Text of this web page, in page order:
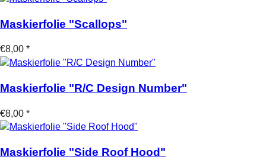
Maskierfolie "Scallops"
€8,00 *
Maskierfolie "R/C Design Number"
€8,00 *
Maskierfolie "Side Roof Hood"